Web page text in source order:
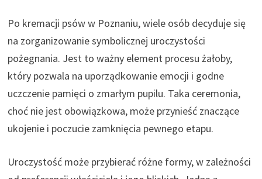
Po kremacji psów w Poznaniu, wiele osób decyduje się
na zorganizowanie symbolicznej uroczystości
pożegnania. Jest to ważny element procesu żałoby,
który pozwala na uporządkowanie emocji i godne
uczczenie pamięci o zmarłym pupilu. Taka ceremonia,
choć nie jest obowiązkowa, może przynieść znaczące
ukojenie i poczucie zamknięcia pewnego etapu.
Uroczystość może przybierać różne formy, w zależności